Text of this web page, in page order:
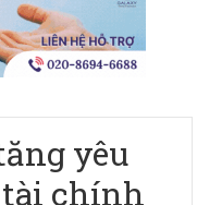
yêu
chính